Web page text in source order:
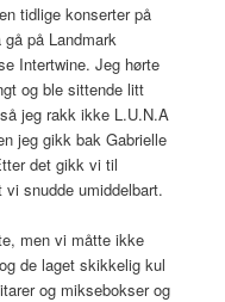
tidlige konserter på
på Landmark
Intertwine. Jeg hørte
og ble sittende litt
jeg rakk ikke L.U.N.A
jeg gikk bak Gabrielle
det gikk vi til
snudde umiddelbart.
men vi måtte ikke
de laget skikkelig kul
og miksebokser og